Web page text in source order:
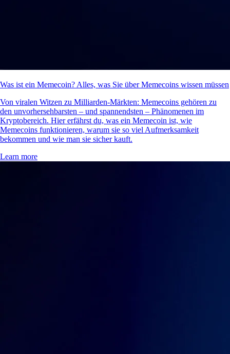
Was ist ein Memecoin? Alles, was Sie über Memecoins wissen müssen
Von viralen Witzen zu Milliarden-Märkten: Memecoins gehören zu
den unvorhersehbarsten – und spannendsten – Phänomenen im
Kryptobereich. Hier erfährst du, was ein Memecoin ist, wie
Memecoins funktionieren, warum sie so viel Aufmerksamkeit
bekommen und wie man sie sicher kauft.
Learn more